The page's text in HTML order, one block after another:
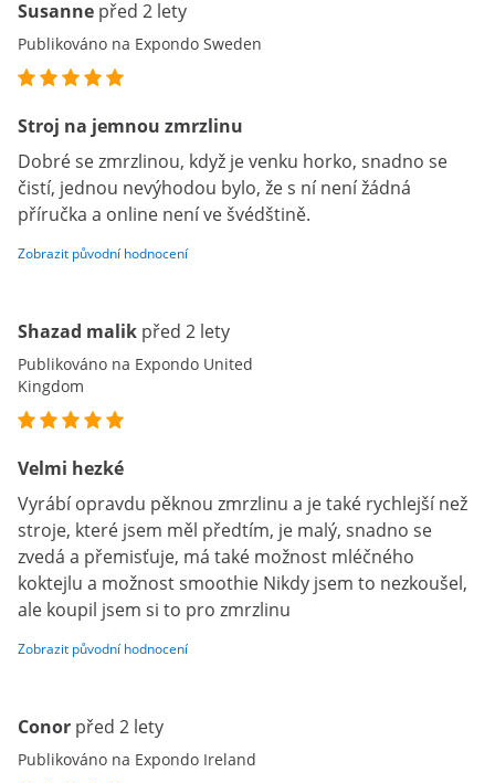
Susanne před 2 lety
Publikováno na Expondo Sweden
Stroj na jemnou zmrzlinu
Dobré se zmrzlinou, když je venku horko, snadno se
čistí, jednou nevýhodou bylo, že s ní není žádná
příručka a online není ve švédštině.
Zobrazit původní hodnocení
Shazad malik před 2 lety
Publikováno na Expondo United
Kingdom
Velmi hezké
Vyrábí opravdu pěknou zmrzlinu a je také rychlejší než
stroje, které jsem měl předtím, je malý, snadno se
zvedá a přemisťuje, má také možnost mléčného
koktejlu a možnost smoothie Nikdy jsem to nezkoušel,
ale koupil jsem si to pro zmrzlinu
Zobrazit původní hodnocení
Conor před 2 lety
Publikováno na Expondo Ireland